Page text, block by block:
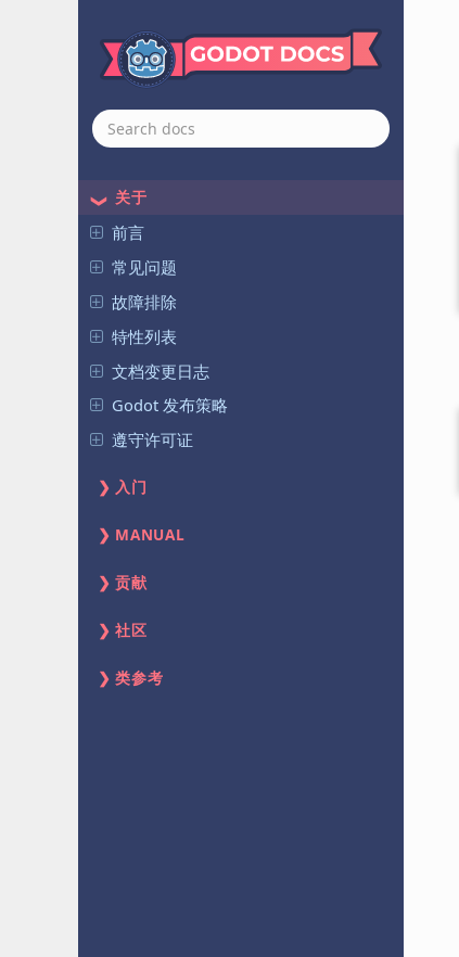
关于
前言
常见问题
故障排除
特性列表
文档变更日志
Godot 发布策略
遵守许可证
入门
MANUAL
贡献
社区
类参考